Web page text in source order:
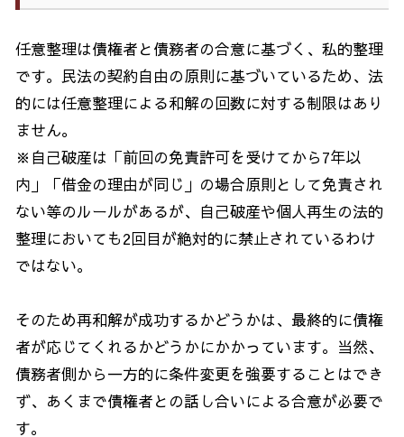
任意整理は債権者と債務者の合意に基づく、私的整理
です。民法の契約自由の原則に基づいているため、法
的には任意整理による和解の回数に対する制限はあり
ません。
※自己破産は「前回の免責許可を受けてから7年以
内」「借金の理由が同じ」の場合原則として免責され
ない等のルールがあるが、自己破産や個人再生の法的
整理においても2回目が絶対的に禁止されているわけ
ではない。
そのため再和解が成功するかどうかは、最終的に債権
者が応じてくれるかどうかにかかっています。当然、
債務者側から一方的に条件変更を強要することはでき
ず、あくまで債権者との話し合いによる合意が必要で
す。